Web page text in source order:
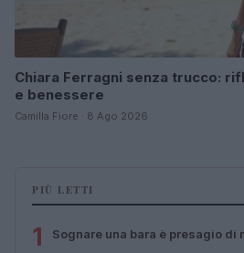
Chiara Ferragni senza trucco:
e benessere
Camilla Fiore · 8 Ago 2026
PIÙ LETTI
1 Sognare una bara è presagio di